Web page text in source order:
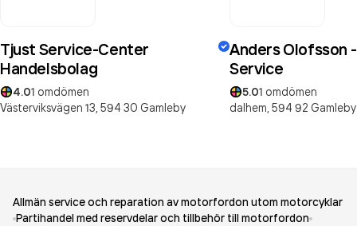
Tjust Service-Center
Handelsbolag
4.01 omdömen
Västerviksvägen 13, 594 30 Gamleby
Anders Olofsson -
Service
5.01 omdömen
dalhem, 594 92 Gamleby
Allmän service och reparation av motorfordon utom motorcyklar
Partihandel med reservdelar och tillbehör till motorfordon